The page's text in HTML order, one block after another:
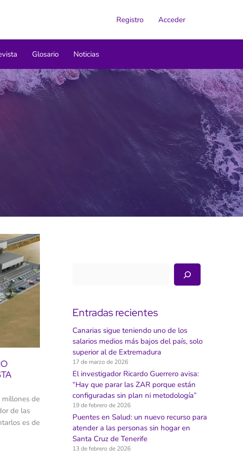
Registro Acceder
Glosario Noticias
millones de
de las
es de
Entradas recientes
Canarias sigue teniendo uno de los
salarios medios más bajos del país, solo
superior al de Extremadura
17 de marzo de 2026
El investigador Ricardo Guerrero avisa:
“Hay que parar las ZAR porque están
configuradas sin plan ni metodología”
19 de febrero de 2026
Puentes en Salud: un nuevo recurso para
atender a las personas sin hogar en
Santa Cruz de Tenerife
13 de febrero de 2026